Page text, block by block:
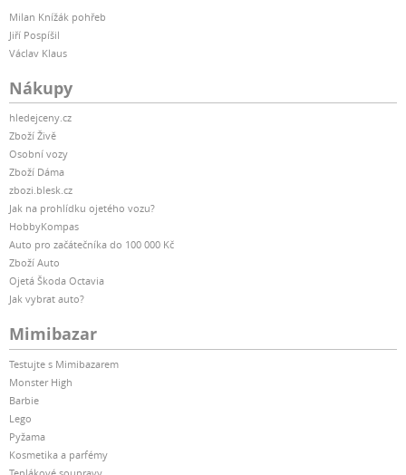
Milan Knížák pohřeb
Jiří Pospíšil
Václav Klaus
Nákupy
hledejceny.cz
Zboží Živě
Osobní vozy
Zboží Dáma
zbozi.blesk.cz
Jak na prohlídku ojetého vozu?
HobbyKompas
Auto pro začátečníka do 100 000 Kč
Zboží Auto
Ojetá Škoda Octavia
Jak vybrat auto?
Mimibazar
Testujte s Mimibazarem
Monster High
Barbie
Lego
Pyžama
Kosmetika a parfémy